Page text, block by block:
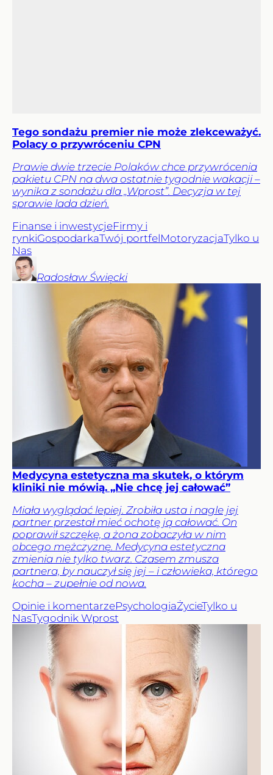
Tego sondażu premier nie może zlekceważyć.
Polacy o przywróceniu CPN
Prawie dwie trzecie Polaków chce przywrócenia
pakietu CPN na dwa ostatnie tygodnie wakacji –
wynika z sondażu dla „Wprost”. Decyzja w tej
sprawie lada dzień.
Finanse i inwestycjeFirmy i
rynkiGospodarkaTwój portfelMotoryzacjaTylko u
Nas
Radosław Święcki
Medycyna estetyczna ma skutek, o którym
kliniki nie mówią. „Nie chcę jej całować”
Miała wyglądać lepiej. Zrobiła usta i nagle jej
partner przestał mieć ochotę ją całować. On
poprawił szczękę, a żona zobaczyła w nim
obcego mężczyznę. Medycyna estetyczna
zmienia nie tylko twarz. Czasem zmusza
partnera, by nauczył się jej – i człowieka, którego
kocha – zupełnie od nowa.
Opinie i komentarzePsychologiaŻycieTylko u
NasTygodnik Wprost